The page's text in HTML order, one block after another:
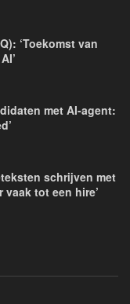
‘Toekomst van
met AI-agent:
schrijven met
tot een hire’